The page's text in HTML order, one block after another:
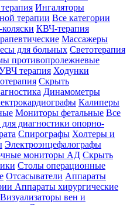
Ингаляторы
терапии Все категории
КВЧ-терапия
Массажеры
для больных Светотерапия
противопролежневые
терапия Ходунки
Скрыть
Динамометры
Калиперы
Мониторы фетальные Все
диагностики опорно-
Спирографы Холтеры и
Электроэнцефалографы
мониторы АД Скрыть
Столы операционные
Отсасыватели Аппараты
Аппараты хирургические
Визуализаторы вен и